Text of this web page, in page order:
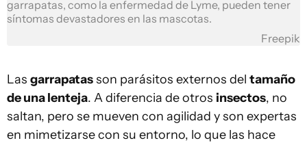
garrapatas, como la enfermedad de Lyme, pueden tener
síntomas devastadores en las mascotas.
Freepik
Las garrapatasson parásitos externos del tamaño
de una lenteja. A diferencia de otros insectos, no
saltan, pero se mueven con agilidad y son expertas
en mimetizarse con su entorno, lo que las hace